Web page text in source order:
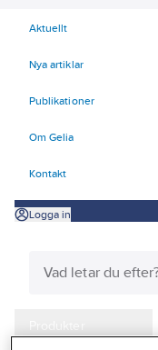
Aktuellt
Nya artiklar
Publikationer
Om Gelia
Kontakt
Logga in
Produkter